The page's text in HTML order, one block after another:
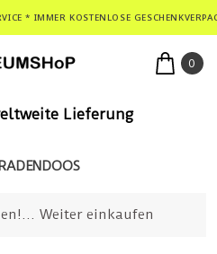
* IMMER KOSTENLOSE
0
Lieferung
Weiter einkaufen